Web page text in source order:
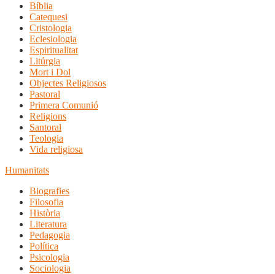
Bíblia
Catequesi
Cristologia
Eclesiologia
Espiritualitat
Litúrgia
Mort i Dol
Objectes Religiosos
Pastoral
Primera Comunió
Religions
Santoral
Teologia
Vida religiosa
Humanitats
Biografies
Filosofia
Història
Literatura
Pedagogia
Política
Psicologia
Sociologia